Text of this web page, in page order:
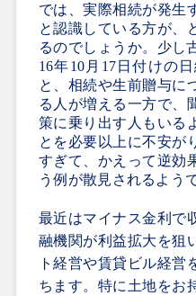
では、実際相続が発生
と認識している方が、
るのでしょうか。少し
16年10月17日付けの
と、相続や生前贈与に
る人が増える一方で、
策に乗り出す人もいる
とを必要以上に不安が
すぎて、かえって逆効
う例が散見されるよう
最近はマイナス金利で
融機関が利益拡大を狙
ト経営や賃貸ビル経営
ちます。特に土地をお